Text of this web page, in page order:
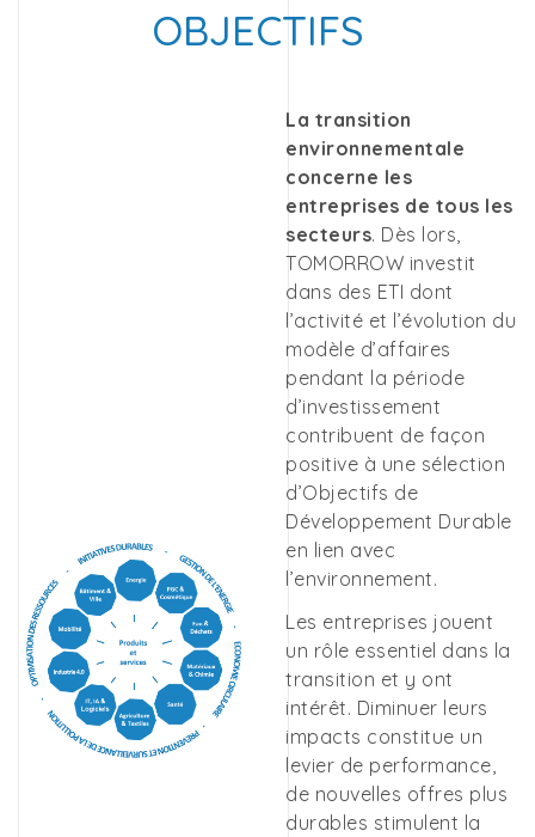
OBJECTIFS
La transition
environnementale
concerne les
entreprises de tous les
secteurs. Dès lors,
TOMORROW investit
dans des ETI dont
l’activité et l’évolution du
modèle d’affaires
pendant la période
d’investissement
contribuent de façon
positive à une sélection
d’Objectifs de
Développement Durable
en lien avec
l’environnement.
Les entreprises jouent
un rôle essentiel dans la
transition et y ont
intérêt. Diminuer leurs
impacts constitue un
levier de performance,
de nouvelles offres plus
durables stimulent la